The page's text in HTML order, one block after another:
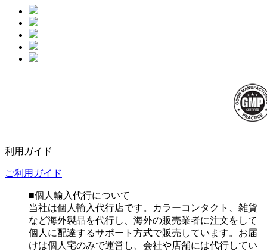
利用ガイド
ご利用ガイド
■個人輸入代行について
当社は個人輸入代行店です。カラーコンタクト、雑貨
など海外製品を代行し、海外の販売業者に注文をして
個人に配達するサポート方式で販売しています。お届
けは個人宅のみで運営し、会社や店舗には代行してい